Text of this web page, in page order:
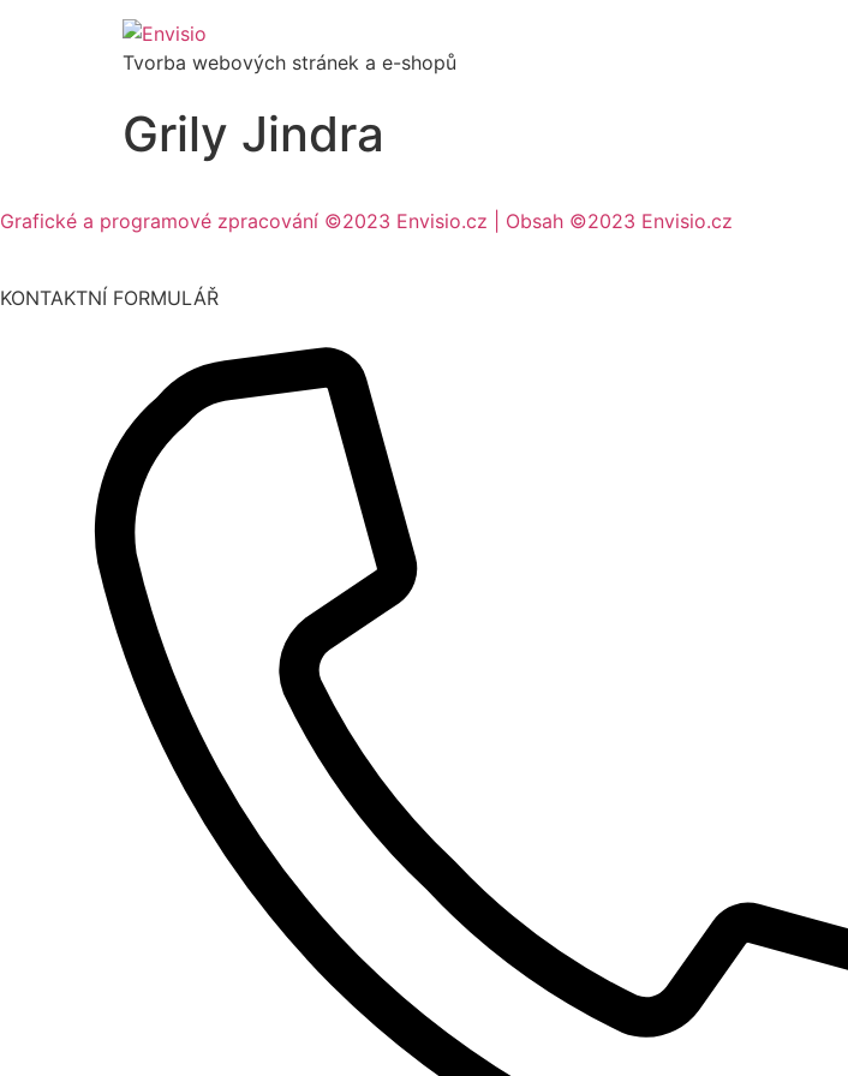
Tvorba webových stránek a e-shopů
Grily Jindra
Grafické a programové zpracování ©2023 Envisio.cz | Obsah ©2023 Envisio.cz
KONTAKTNÍ FORMULÁŘ